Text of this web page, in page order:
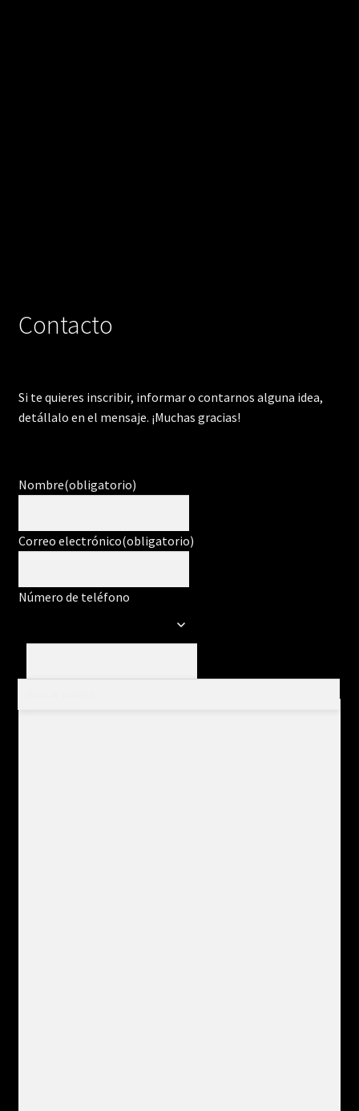
Contacto
Si te quieres inscribir, informar o contarnos alguna idea,
detállalo en el mensaje. ¡Muchas gracias!
Nombre(obligatorio)
Correo electrónico(obligatorio)
Número de teléfono